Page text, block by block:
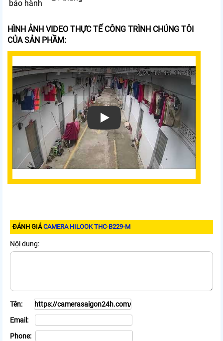
bảo hành
HÌNH ẢNH VIDEO THỰC TẾ CÔNG TRÌNH CHÚNG TÔI
CỦA SẢN PHẦM:
Xem video Camera Hilook THC-B229-M
ĐÁNH GIÁCAMERA HILOOK THC-B229-M
Nội dung:
Tên:
Email:
Phone: